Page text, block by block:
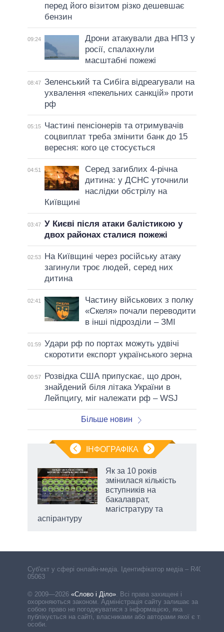
перед його візитом різко дешевшає
бензин
09:24
Дрони атакували два НПЗ у
росії, спалахнули
масштабні пожежі
08:47 Зеленський та Сибіга відреагували на
ухвалення «пекельних санкцій» проти
рф
05:15
Частині пенсіонерів та отримувачів
соцвиплат треба змінити банк до 15
вересня: кого це стосується
04:51
Серед загиблих 4-річна
дитина: у ДСНС уточнили
наслідки обстрілу на
Київщині
03:47 У Києві після атаки балістикою у
двох районах сталися пожежі
02:53
На Київщині через російську атаку
загинули троє людей, серед них
дитина
02:41
Частину військових з полку
«Скеля» почали переводити
в інші підрозділи – ЗМІ
01:59 Удари рф по портах можуть удвічі
скоротити експорт українського зерна
00:57
Розвідка США припускає, що дрон,
знайдений біля літака України в
Лейпцигу, міг належати рф – WSJ
Більше новин
ІНФОГРАФІКА
Як за 10 років
змінилася кількість
вступників на
бакалаврат,
магістратуру та
аспірантуру
Cуб'єкт у сфері онлайн-медіа. Ідентифікатор медіа – R40-
05063
© 2009—2026 «Слово і Діло» Всі права захищені і
охороняються законом. Адміністрація сайту залишає за
собою право не погоджуватися з інформацією, яка
публікується на сайті, власниками або авторами якої є треті
особи.